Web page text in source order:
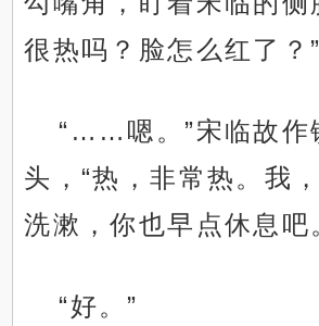
很热吗？脸怎么红了？”
“……嗯。”宋临故作
头，“热，非常热。我
洗漱，你也早点休息吧
“好。”